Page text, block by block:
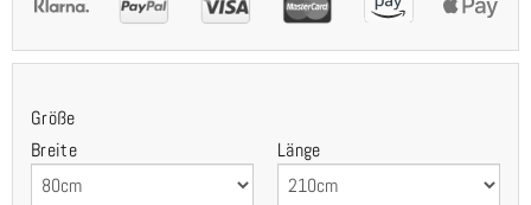
Größe
Breite
Länge